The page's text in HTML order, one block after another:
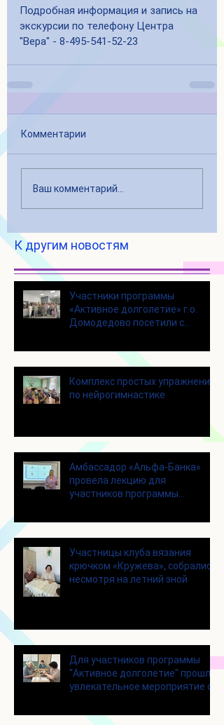
Подробная информация и запись на
экскурсии по телефону Центра
"Вера" - 8-495-541-52-23
Комментарии
Ваш комментарий...
К другим новостям
Участники программы
«Активное долголетие» г.о.
Домодедово посетили с
Щелково
Комплекс простых упражнений
по нейрогимнастике
Амбассадор «Альфа-Банка»
провела лекцию для
участников программы
Участницы клуба вязания
крючком «Кружева», собрались
несмотря на летний зной
Для участников программы
"Активное долголетие" прошло
увлекательное мероприятие с
играми